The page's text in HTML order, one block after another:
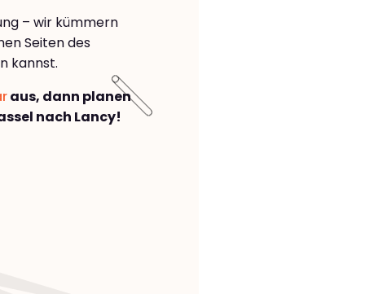
– wir kümmern
Seiten des
kannst.
aus, dann planen
nach Lancy!